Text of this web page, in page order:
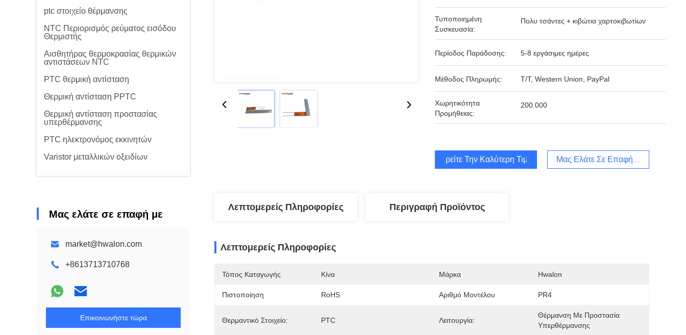
ptc στοιχείο θέρμανσης
NTC Περιορισμός ρεύματος εισόδου
Θερμιστής
Αισθητήρας θερμοκρασίας θερμικών
αντιστάσεων NTC
PTC θερμική αντίσταση
Θερμική αντίσταση PPTC
Θερμική αντίσταση προστασίας
υπερθέρμανσης
PTC ηλεκτρονόμος εκκινητών
Varistor μεταλλικών οξειδίων
Μας ελάτε σε επαφή με
market@hwalon.com
+8613713710768
Επικοινωνήστε τώρα
Τυποποιημένη
Συσκευασία:
Πολυ τσάντες + κιβώτια χαρτοκιβωτίων
Περίοδος Παράδοσης: 5-8 εργάσιμες ημέρες
Μέθοδος Πληρωμής: T/T, Western Union, PayPal
Χωρητικότητα
Προμήθειας:
200.000
Βρείτε Την Καλύτερη Τιμή Μας Ελάτε Σε Επαφή Με
Λεπτομερείς Πληροφορίες Περιγραφή Προϊόντος
Λεπτομερείς Πληροφορίες
Τόπος Καταγωγής Κίνα Μάρκα Hwalon
Πιστοποίηση RoHS Αριθμό Μοντέλου PR4
Θερμαντικό Στοιχείο: PTC Λειτουργία:
Θέρμανση Με Προστασία
Υπερθέρμανσης